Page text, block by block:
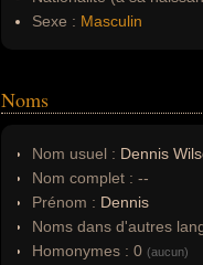
Sexe : Masculin
Noms
Nom usuel : Dennis
Nom complet : --
Prénom : Dennis
Noms dans d'autres
Homonymes : 0 (aucun)